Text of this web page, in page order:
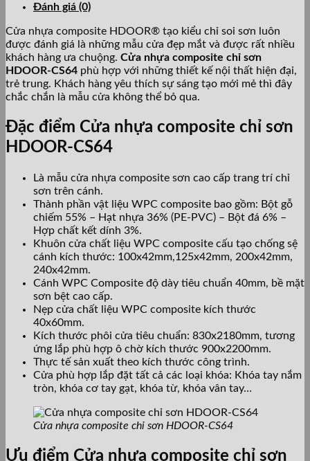
Đánh giá (0)
Cửa nhựa composite HDOOR® tạo kiểu chỉ soi sơn luôn
được đánh giá là những mẫu cửa đẹp mắt và được rất nhiều
khách hàng ưa chuộng. Cửa nhựa composite chỉ sơn
HDOOR-CS64 phù hợp với những thiết kế nội thất hiện đại,
trẻ trung. Khách hàng yêu thích sự sáng tạo mới mẻ thì đây
chắc chắn là mẫu cửa không thể bỏ qua.
Đặc điểm Cửa nhựa composite chỉ sơn
HDOOR-CS64
Là mẫu cửa nhựa composite sơn cao cấp trang trí chỉ
sơn trên cánh.
Thành phần vật liệu WPC composite bao gồm: Bột gỗ
chiếm 55% – Hạt nhựa 36% (PE-PVC) – Bột đá 6% –
Hợp chất kết dính 3%.
Khuôn cửa chất liệu WPC composite cấu tạo chống sệ
cánh kích thước: 100x42mm,125x42mm, 200x42mm,
240x42mm.
Cánh WPC Composite độ dày tiêu chuẩn 40mm, bề mặt
sơn bệt cao cấp.
Nẹp cửa chất liệu WPC composite kích thước
40x60mm.
Kích thước phôi cửa tiêu chuẩn: 830x2180mm, tương
ứng lắp phù hợp ô chờ kích thước 900x2200mm.
Thực tế sản xuất theo kích thước công trình.
Cửa phù hợp lắp đặt tất cả các loại khóa: Khóa tay nắm
tròn, khóa cơ tay gạt, khóa từ, khóa vân tay…
Cửa nhựa composite chỉ sơn HDOOR-CS64
Ưu điểm Cửa nhựa composite chỉ sơn